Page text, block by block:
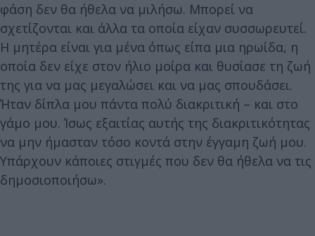
φάση δεν θα ήθελα να μιλήσω. Μπορεί να
σχετίζονται και άλλα τα οποία είχαν συσσωρευτεί.
Η μητέρα είναι για μένα όπως είπα μια ηρωίδα, η
οποία δεν είχε στον ήλιο μοίρα και θυσίασε τη ζωή
της για να μας μεγαλώσει και να μας σπουδάσει.
Ήταν δίπλα μου πάντα πολύ διακριτική – και στο
γάμο μου. Ίσως εξαιτίας αυτής της διακριτικότητας
να μην ήμασταν τόσο κοντά στην έγγαμη ζωή μου.
Υπάρχουν κάποιες στιγμές που δεν θα ήθελα να τις
δημοσιοποιήσω».